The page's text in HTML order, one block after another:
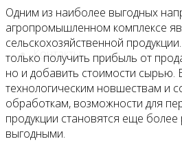
Контакты
Одним из наиболее выгодных
агропромышленном комплексе
сельскохозяйственной
только получить прибыль от
но и добавить стоимости сырью.
технологическим новшествам и
обработкам, возможности для
продукции становятся еще
выгодными.